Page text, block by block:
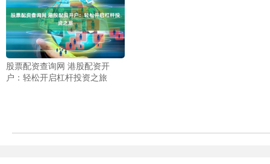
股票配资查询网 港股配资开
户：轻松开启杠杆投资之旅